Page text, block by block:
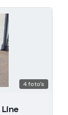
4 foto's